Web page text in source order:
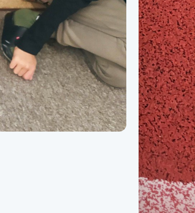
Třída V. C
Třída VI. C
Třída VII. C
Třída VIII. C
Třída IX. C